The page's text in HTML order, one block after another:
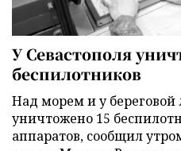
У Севастополя
беспилотников
Над морем и у береговой
уничтожено 15
аппаратов, сообщил